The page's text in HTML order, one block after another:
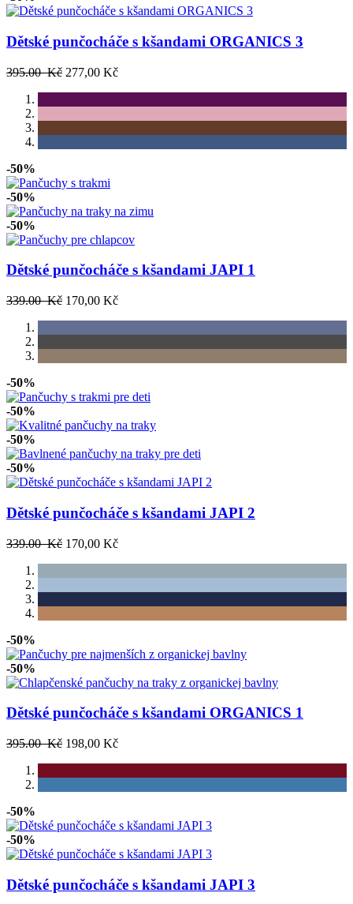
Dětské punčocháče s kšandami ORGANICS 3
395.00 Kč 277,00 Kč
-50%
-50%
-50%
Dětské punčocháče s kšandami JAPI 1
339.00 Kč 170,00 Kč
-50%
-50%
-50%
-50%
Dětské punčocháče s kšandami JAPI 2
339.00 Kč 170,00 Kč
-50%
-50%
Dětské punčocháče s kšandami ORGANICS 1
395.00 Kč 198,00 Kč
-50%
-50%
Dětské punčocháče s kšandami JAPI 3